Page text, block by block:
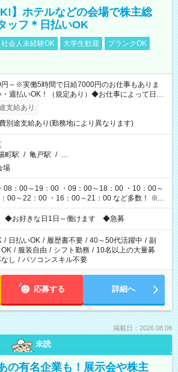
】ホテルなどの会場で株主総
ッフ＊日払いOK
社会人未経験OK 大学生歓迎
ブランクOK
～※実働5時間で日給7000円のお仕事もありま
週払いOK！（規定あり）◆お仕事によって日給
支給あり
別途支給あり(勤務地により異なります)
町駅 / 亀戸駅 / …
場
08：00～19：00 ・09：00～18：00 ・10：00～
22：00 ・16：00～21：00 など多数！ ※お
時間が異なります
◆お好きな日1日～働けます ◆急募
/ 日払いOK / 履歴書不要 / 40～50代活躍中 / 副
/ 服装自由 / シフト勤務 / 10名以上の大量募
し / パソコンスキル不要
応募する 詳細へ
掲載日：2026.08.08
未読
の有名企業も！展示会や株主